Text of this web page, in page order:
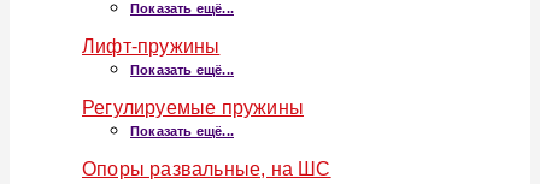
Показать ещё...
Лифт-пружины
Показать ещё...
Регулируемые пружины
Показать ещё...
Опоры развальные, на ШС